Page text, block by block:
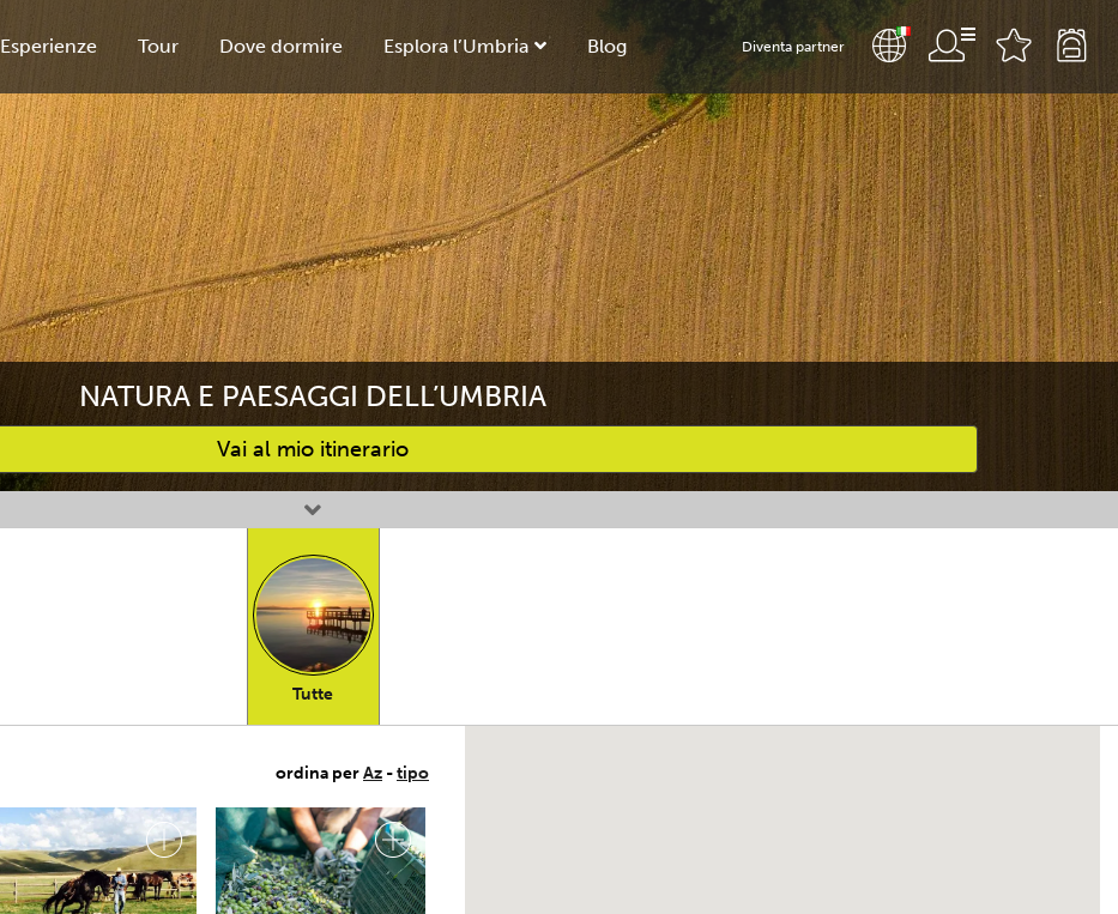
Esperienze Tour Dove dormire Esplora l’Umbria Blog Diventa partner
NATURA E PAESAGGI DELL’UMBRIA
Vai al mio itinerario
Tutte
ordina perAz -tipo